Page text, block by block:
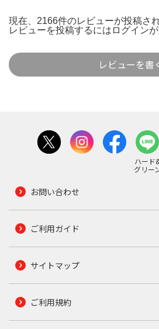
現在、2166件のレビューが投稿さ
レビューを投稿するには ログイン
レビューを書
ハード
グリー
お問い合わせ
ご利用ガイド
サイトマップ
ご利用規約